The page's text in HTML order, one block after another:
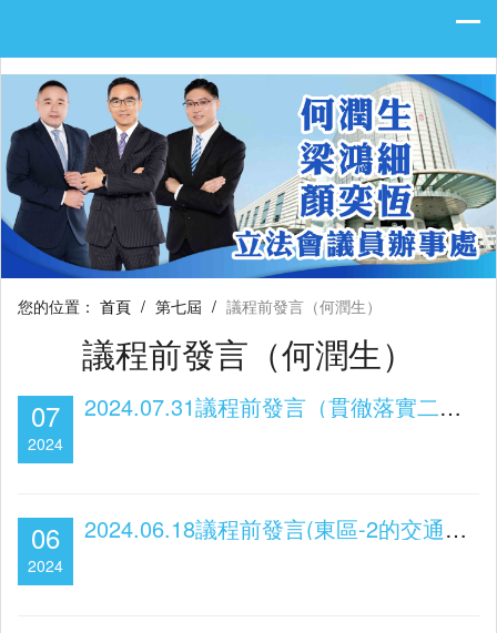
您的位置： 首頁 / 第七屆 / 議程前發言（何潤生）
議程前發言（何潤生）
07
2024
2024.07.31議程前發言（貫徹落實二十屆三中全會精神）
06
2024
2024.06.18議程前發言(東區-2的交通問題及學校村的建設)